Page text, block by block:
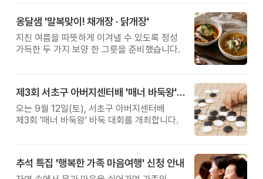
옹달샘 '말복맞이! 채개장 · 닭개장'
지친 여름을 따뜻하게 이겨낼 수 있도록 정성
가득한 두 가지 보양 한 그릇을 준비했습니다.
제3회 서초구 아버지센터배 '매너 바둑왕' 대회
오는 9월 12일(토), 서초구 아버지센터배
제3회 '매너 바둑왕' 바둑 대회를 개최합니다.
추석 특집 '행복한 가족 마음여행' 신청 안내